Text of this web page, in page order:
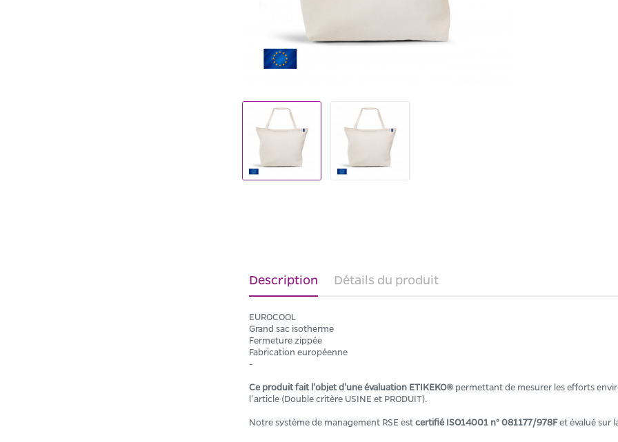
Description Détails du produit
EUROCOOL
Grand sac isotherme
Fermeture zippée
Fabrication européenne
-
Ce produit fait l'objet d'une évaluation ETIKEKO® permettant de mesurer les efforts
l’article (Double critère USINE et PRODUIT).
Notre système de management RSE estcertifié ISO14001 n° 081177/978Fet évalué sur